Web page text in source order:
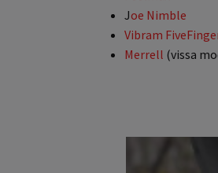
Joe Nimble
Vibram
Merrell (vissa